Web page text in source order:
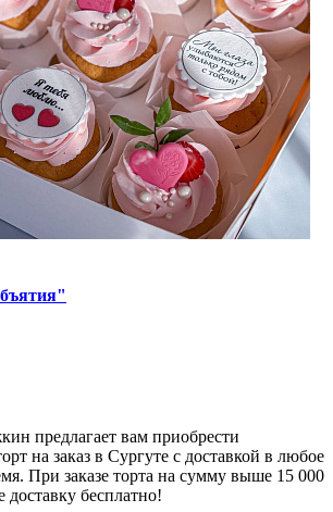
предлагает вам приобрести
на заказ в Сургуте с доставкой в любое
При заказе торта на сумму выше 15 000
бесплатно!